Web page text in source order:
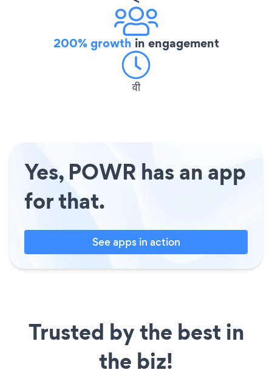
200% growth in engagement
वी
Yes, POWR has an app
for that.
See apps in action
Trusted by the best in
the biz!